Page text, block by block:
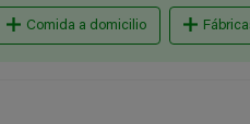
Comida a domicilio